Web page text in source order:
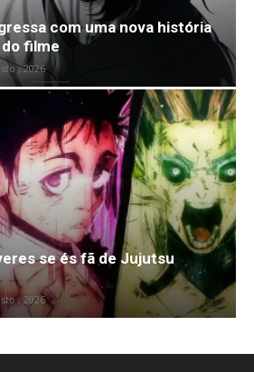
com uma nova história
filme
, 2026
se és fã de Jujutsu
, 2026